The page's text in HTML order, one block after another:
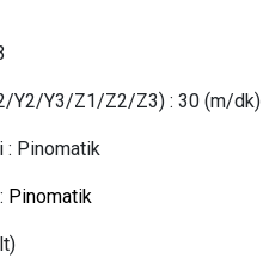
Y2/Y3/Z1/Z2/Z3) : 30 (m/dk)
: Pinomatik
: Pinomatik